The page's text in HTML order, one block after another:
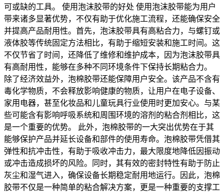
可或缺的工具。 使用泡沫胶带的好处 使用泡沫胶带能为用户
带来诸多显著优势，不仅有助于优化施工流程，还能确保安全
并提高产品耐用性。首先，泡沫胶带具有高粘合力，与螺钉或
液体胶等传统固定方法相比，有助于缩短安装和施工时间。这
不仅节省了时间，还降低了维修和维护成本，因为泡沫胶带具
有高耐用性，能够在多种不同环境条件下保持长期粘合力。
除了经济效益外，泡棉胶带还能保障用户安全。该产品不含有
毒化学物质，不会释放影响健康的物质，让用户在电子设备、
家用电器，甚至化妆品和儿童玩具行业使用时更加安心。与某
些可能含有影响呼吸系统和周围环境的溶剂的粘合剂相比，这
是一个重要的优势。 此外，泡棉胶带的一大突出优势在于其
能够保护产品并延长设备和部件的使用寿命。泡棉胶带凭借其
弹性和抗冲击性，有助于吸收冲击力，最大限度地降低因振动
或冲击造成损坏的风险。同时，其有效的密封特性有助于防止
灰尘和湿气进入，确保设备长期稳定耐用地运行。因此，泡棉
胶带不仅是一种简单的粘合解决方案，更是一种重要的支撑工